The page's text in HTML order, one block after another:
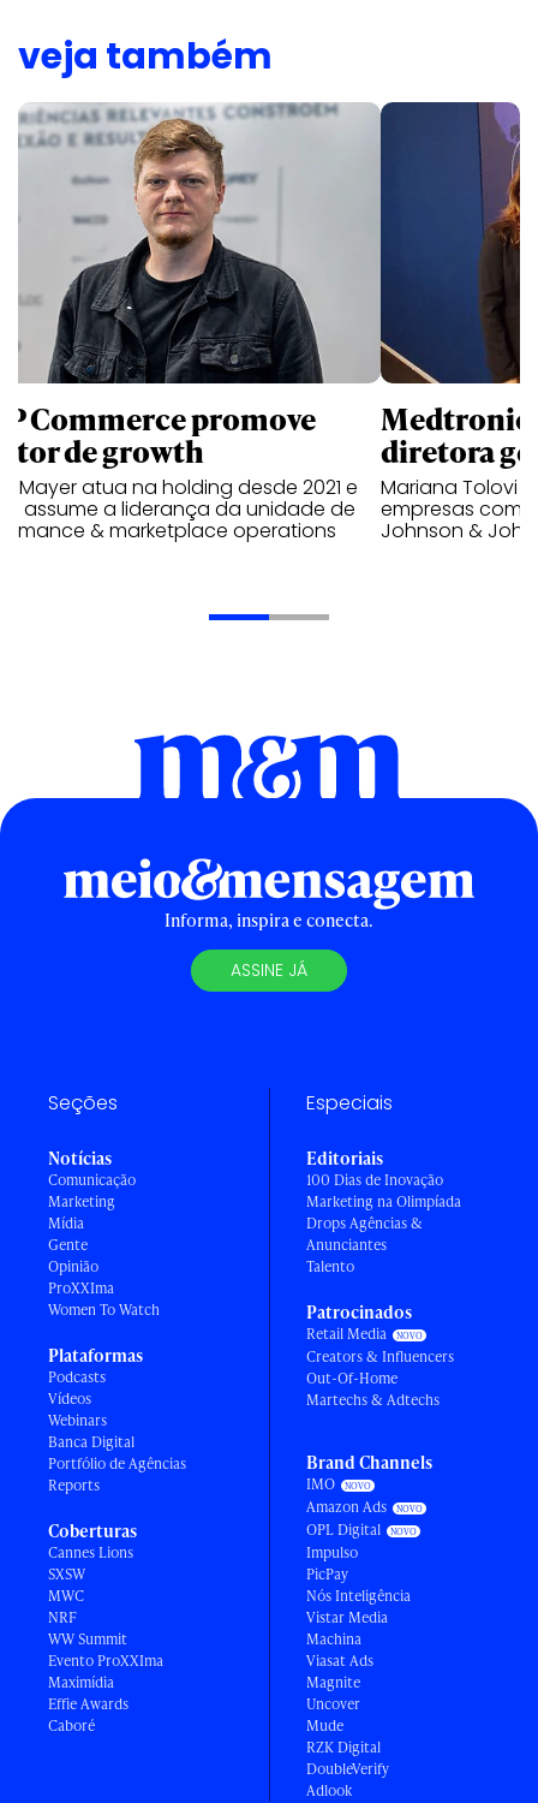
veja também
Commerce promove
de growth
Mayer atua na holding desde 2021 e
assume a liderança da unidade de
& marketplace operations
Medtronic
diretora
Mariana Tolovi
empresas
Johnson &
Informa, inspira e conecta.
ASSINE JÁ
Seções
Notícias
Comunicação
Marketing
Mídia
Gente
Opinião
ProXXIma
Women To Watch
Plataformas
Podcasts
Vídeos
Webinars
Banca Digital
Portfólio de Agências
Reports
Coberturas
Cannes Lions
SXSW
MWC
NRF
WW Summit
Evento ProXXIma
Maximídia
Effie Awards
Caboré
Especiais
Editoriais
100 Dias de Inovação
Marketing na Olimpíada
Drops Agências &
Anunciantes
Talento
Patrocinados
Retail Media
Creators & Influencers
Out-Of-Home
Martechs & Adtechs
Brand Channels
IMO
Amazon Ads
OPL Digital
Impulso
PicPay
Nós Inteligência
Vistar Media
Machina
Viasat Ads
Magnite
Uncover
Mude
RZK Digital
DoubleVerify
Adlook